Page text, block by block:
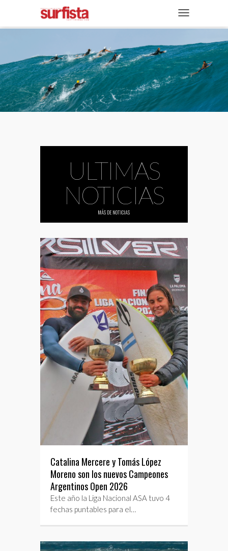
NAVEGACIÓN
REVISTA DIGITAL
NOTICIAS
SECCIONES
ENTREVISTAS
ULTIMAS
NOTICIAS
MÁS DE NOTICIAS
Catalina Mercere y Tomás López
Moreno son los nuevos Campeones
Argentinos Open 2026
Este año la Liga Nacional ASA tuvo 4
fechas puntables para el…